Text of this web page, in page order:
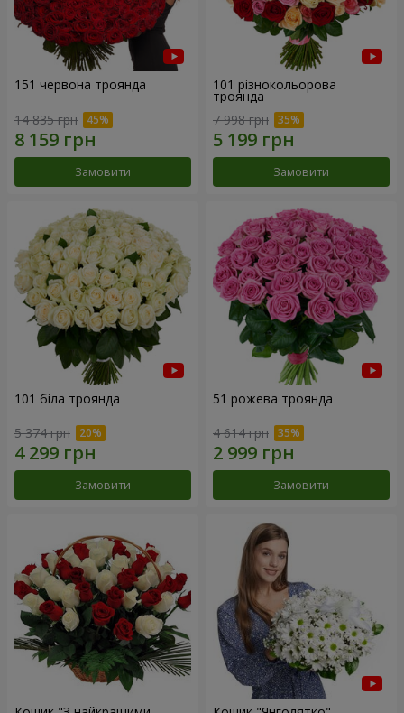
151 червона троянда
14 835 грн
Замовити
101 різнокольорова
троянда
7 998 грн
Замовити
101 біла троянда
5 374 грн
Замовити
51 рожева троянда
4 614 грн
Замовити